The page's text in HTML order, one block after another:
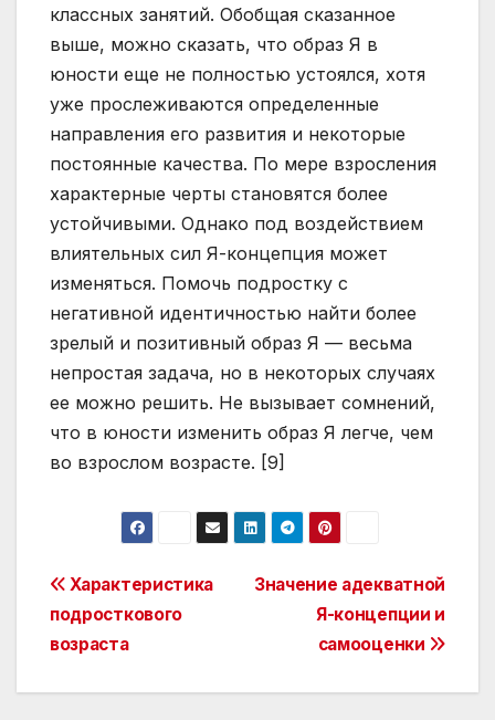
классных занятий. Обобщая сказанное
выше, можно сказать, что образ Я в
юности еще не полностью устоялся, хотя
уже прослеживаются определенные
направления его развития и некоторые
постоянные качества. По мере взросления
характерные черты становятся более
устойчивыми. Однако под воздействием
влиятельных сил Я-концепция может
изменяться. Помочь подростку с
негативной идентичностью найти более
зрелый и позитивный образ Я — весьма
непростая задача, но в некоторых случаях
ее можно решить. Не вызывает сомнений,
что в юности изменить образ Я легче, чем
во взрослом возрасте. [9]
Post
navigation
Значение адекватной
Я-концепции и
самооценки
Характеристика
подросткового
возраста